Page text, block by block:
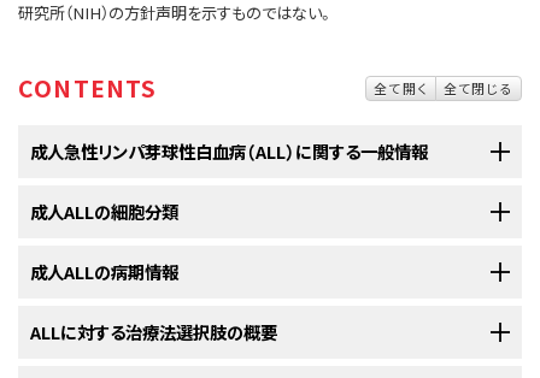
研究所（NIH）の方針声明を示すものではない。
CONTENTS 全て開く 全て閉じる
成人急性リンパ芽球性白血病（ALL）に関する一般情報
ALL（急性リンパ性白血病とも呼ばれる）は、骨髄および末梢血中に過剰な
である。リンパ節、脾臓、肝臓、中枢神経系（CNS）に加え、その他の臓器にも
い。
成人ALLの細胞分類
白血病細胞の以下の特徴が重要である：
成人ALLの病期情報
この疾患に関しては明確な病期分類体系がない。この疾患は、未治療、寛
ALLに対する治療法選択肢の概要